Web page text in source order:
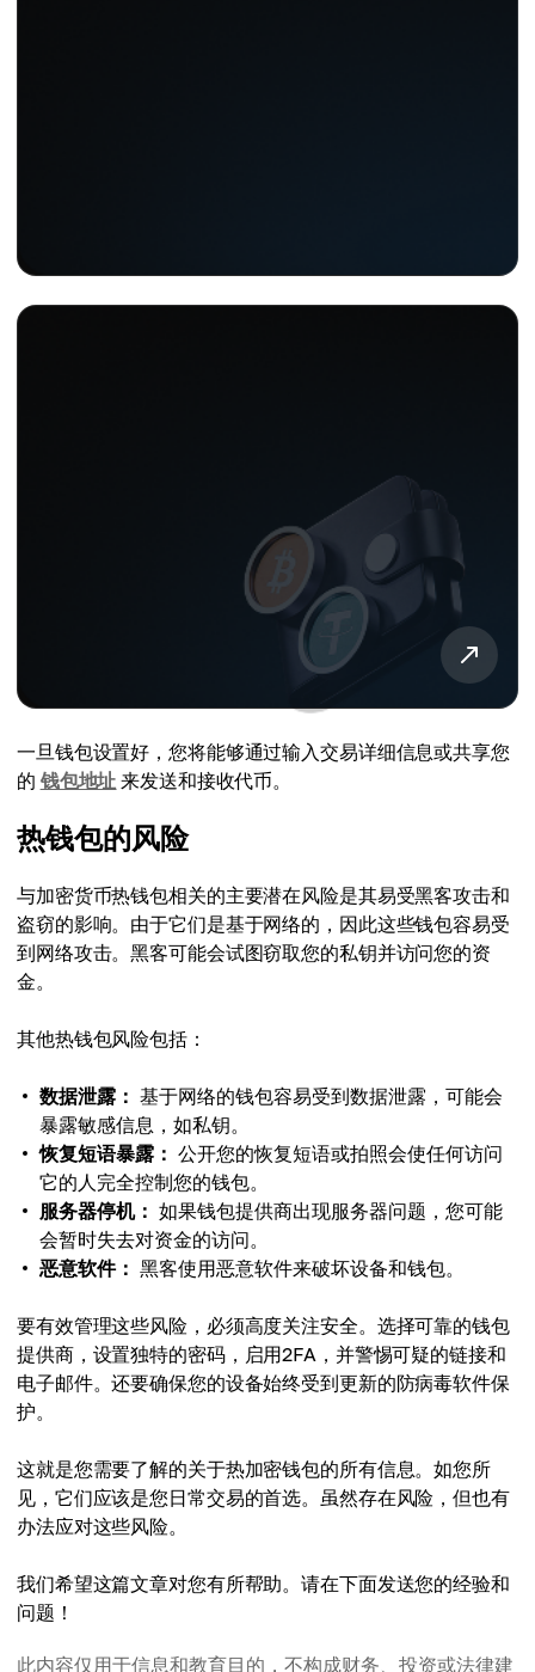
一旦钱包设置好，您将能够通过输入交易详细信息或共享您
的 钱包地址 来发送和接收代币。
热钱包的风险
与加密货币热钱包相关的主要潜在风险是其易受黑客攻击和
盗窃的影响。由于它们是基于网络的，因此这些钱包容易受
到网络攻击。黑客可能会试图窃取您的私钥并访问您的资
金。
其他热钱包风险包括：
数据泄露： 基于网络的钱包容易受到数据泄露，可能会
暴露敏感信息，如私钥。
恢复短语暴露： 公开您的恢复短语或拍照会使任何访问
它的人完全控制您的钱包。
服务器停机： 如果钱包提供商出现服务器问题，您可能
会暂时失去对资金的访问。
恶意软件： 黑客使用恶意软件来破坏设备和钱包。
要有效管理这些风险，必须高度关注安全。选择可靠的钱包
提供商，设置独特的密码，启用2FA，并警惕可疑的链接和
电子邮件。还要确保您的设备始终受到更新的防病毒软件保
护。
这就是您需要了解的关于热加密钱包的所有信息。如您所
见，它们应该是您日常交易的首选。虽然存在风险，但也有
办法应对这些风险。
我们希望这篇文章对您有所帮助。请在下面发送您的经验和
问题！
此内容仅用于信息和教育目的，不构成财务、投资或法律建